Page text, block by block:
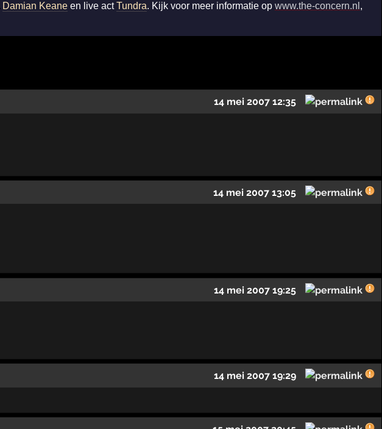
Damian Keaneen live actTundra. Kijk voor meer informatie op www.the-concern.nl ,
14 mei 2007 12:35
14 mei 2007 13:05
14 mei 2007 19:25
14 mei 2007 19:29